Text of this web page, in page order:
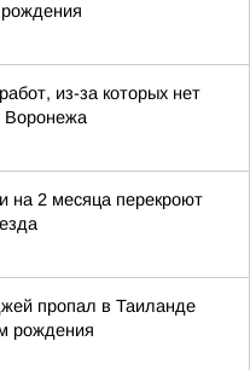
из-за которых нет
Воронежа
на 2 месяца перекроют
пропал в Таиланде
рождения